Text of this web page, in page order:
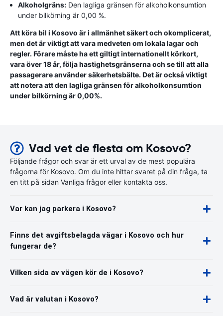
Alkoholgräns: Den lagliga gränsen för alkoholkonsumtion
under bilkörning är 0,00 %.
Att köra bil i Kosovo är i allmänhet säkert och okomplicerat,
men det är viktigt att vara medveten om lokala lagar och
regler. Förare måste ha ett giltigt internationellt körkort,
vara över 18 år, följa hastighetsgränserna och se till att alla
passagerare använder säkerhetsbälte. Det är också viktigt
att notera att den lagliga gränsen för alkoholkonsumtion
under bilkörning är 0,00%.
Vad vet de flesta om Kosovo?
Följande frågor och svar är ett urval av de mest populära
frågorna för Kosovo. Om du inte hittar svaret på din fråga, ta
en titt på sidan Vanliga frågor eller kontakta oss.
Var kan jag parkera i Kosovo?
Finns det avgiftsbelagda vägar i Kosovo och hur
fungerar de?
Vilken sida av vägen kör de i Kosovo?
Vad är valutan i Kosovo?